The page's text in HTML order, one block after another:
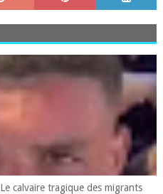
calvaire tragique des migrants